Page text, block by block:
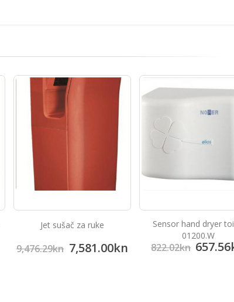
Jet sušač za ruke
9,476.29kn 7,581.00kn
Sensor hand dryer
01200.W
822.02kn 657.56